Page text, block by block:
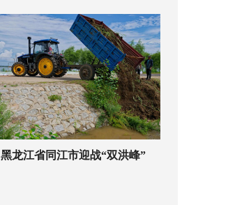
黑龙江省同江市迎战“双洪峰”